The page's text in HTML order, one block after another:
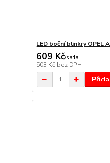
LED boční blinkry OPEL
609 Kč/sada
503 Kč bez DPH